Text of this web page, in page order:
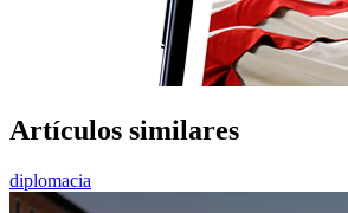
Artículos similares
diplomacia